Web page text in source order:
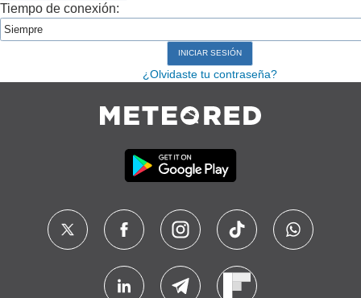
Tiempo de conexión:
¿Olvidaste tu contraseña?